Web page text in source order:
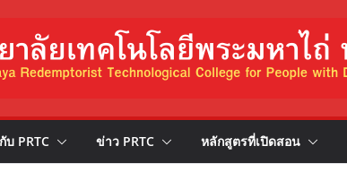
บ PRTC ข่าว PRTC หลักสูตรที่เปิดสอน